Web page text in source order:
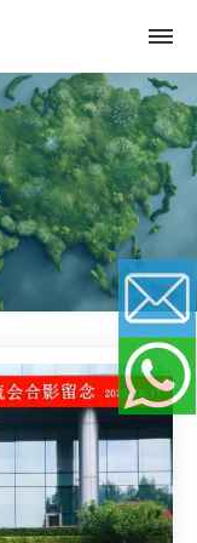
Email
WhatsApp